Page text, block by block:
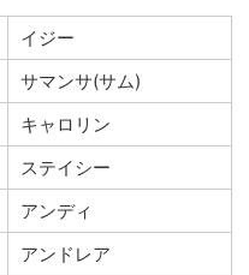
イジー
サマンサ(サム)
キャロリン
ステイシー
アンディ
アンドレア